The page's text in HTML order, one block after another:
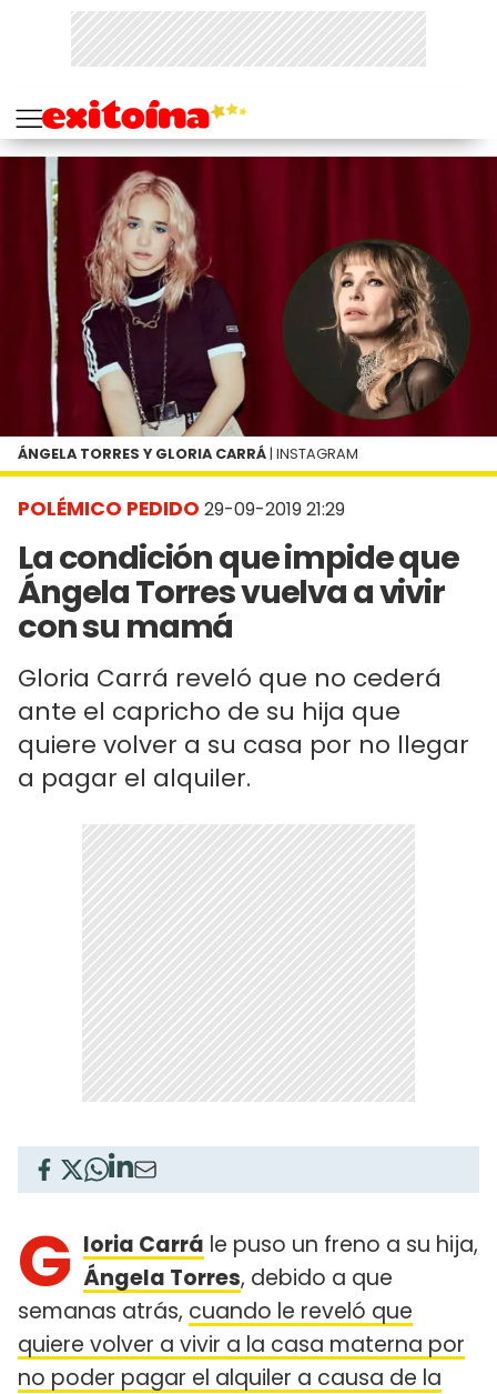
POLÉMICO PEDIDO 29-09-2019 21:29
La condición que impide que
Ángela Torres vuelva a vivir
con su mamá
Gloria Carrá reveló que no cederá
ante el capricho de su hija que
quiere volver a su casa por no llegar
a pagar el alquiler.
ÁNGELA TORRES Y GLORIA CARRÁ | INSTAGRAM
G loria Carrá le puso un freno a su hija,
Ángela Torres, debido a que
semanas atrás, cuando le reveló que
quiere volver a vivir a la casa materna por
no poder pagar el alquiler a causa de la